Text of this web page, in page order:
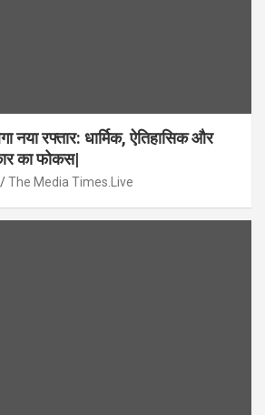
नया रफ्तार: धार्मिक, ऐतिहासिक और
का फोकस|
The Media Times.Live